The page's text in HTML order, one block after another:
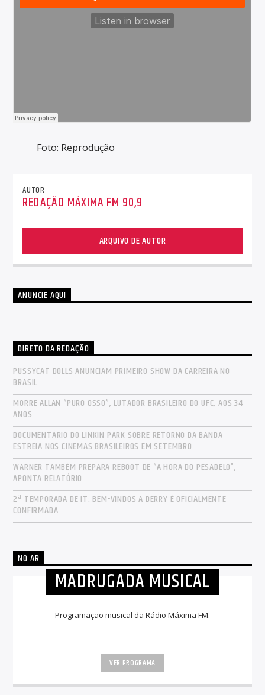
Foto: Reprodução
AUTOR
REDAÇÃO MÁXIMA FM 90,9
ARQUIVO DE AUTOR
ANUNCIE AQUI
DIRETO DA REDAÇÃO
PUSSYCAT DOLLS ANUNCIAM PRIMEIRO SHOW DA CARREIRA NO
BRASIL
MORRE ALLAN “PURO OSSO”, LUTADOR BRASILEIRO DO UFC, AOS 34
ANOS
DOCUMENTÁRIO DO LINKIN PARK SOBRE RETORNO DA BANDA
ESTREIA NOS CINEMAS BRASILEIROS EM SETEMBRO
WARNER TAMBÉM PREPARA REBOOT DE “A HORA DO PESADELO”,
APONTA RELATÓRIO
2ª TEMPORADA DE IT: BEM-VINDOS A DERRY É OFICIALMENTE
CONFIRMADA
NO AR
MADRUGADA MUSICAL
Programação musical da Rádio Máxima FM.
VER PROGRAMA